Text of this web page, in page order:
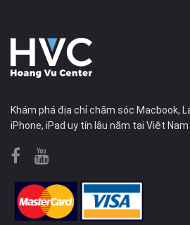
Khám phá địa chỉ chăm sóc Macbook,
iPhone, iPad uy tín lâu năm tại Việt Nam